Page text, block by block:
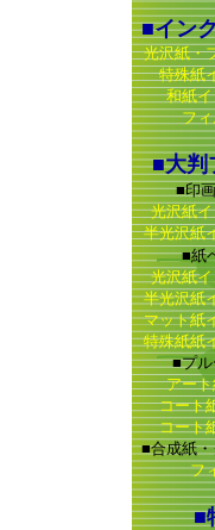
■イン
光沢紙・
特殊紙
和紙
フ
■大判
■印
光沢紙
半光沢紙
■紙
光沢紙
半光沢紙
マット紙
特殊紙紙
■プル
アー
コート
コート
■合成紙
フ
■